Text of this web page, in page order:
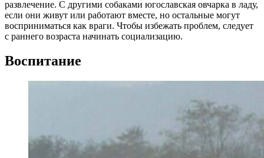
развлечение. С другими собаками югославская овчарка в ладу,
если они живут или работают вместе, но остальные могут
восприниматься как враги. Чтобы избежать проблем, следует
с раннего возраста начинать социализацию.
Воспитание